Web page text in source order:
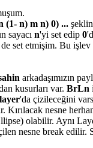
(1- n) m n) 0) ...
sayacı n'yi set edip 0
set etmişim. Bu işlev
arkadaşımızın
kusurları var. BrLn
layer'da çizileceğini
Kırılacak nesne
olabilir. Aynı
nesne break